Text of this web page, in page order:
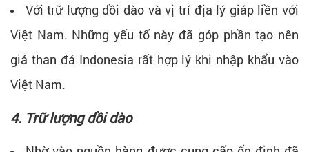
Với trữ lượng dồi dào và vị trí địa lý giáp liền với
Việt Nam. Những yếu tố này đã góp phần tạo nên
giá than đá Indonesia rất hợp lý khi nhập khẩu vào
Việt Nam.
4. Trữ lượng dồi dào